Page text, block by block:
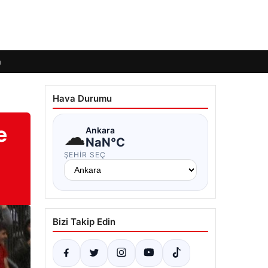
Hava Durumu
☁Ankara
NaN°C
ŞEHIR SEÇ
Bizi Takip Edin